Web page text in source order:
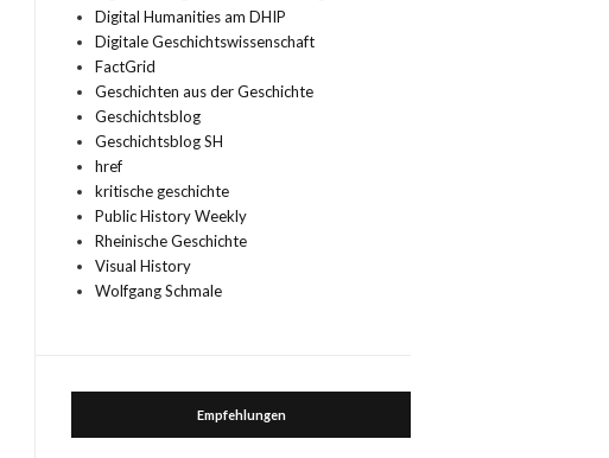
Digital Humanities am DHIP
Digitale Geschichtswissenschaft
FactGrid
Geschichten aus der Geschichte
Geschichtsblog
Geschichtsblog SH
href
kritische geschichte
Public History Weekly
Rheinische Geschichte
Visual History
Wolfgang Schmale
Empfehlungen